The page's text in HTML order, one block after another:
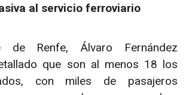
al servicio ferroviario
de Renfe, Álvaro Fernández
que son al menos 18 los
con miles de pasajeros